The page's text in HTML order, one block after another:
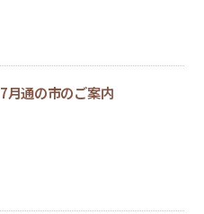
7月通の市のご案内